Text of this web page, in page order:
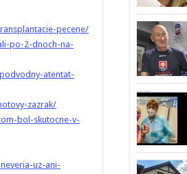
pecene/
po-2-dnoch-na-
atentat-
zazrak/
bol-skutocne-v-
uz-ani-